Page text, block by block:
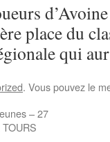
place du
qui
. Vous pouvez le
– 27